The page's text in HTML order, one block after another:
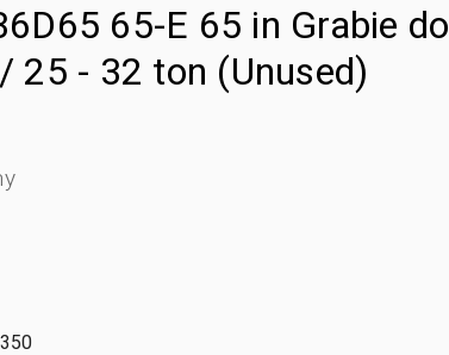
65-E 65 in Grabie do
25 - 32 ton (Unused)